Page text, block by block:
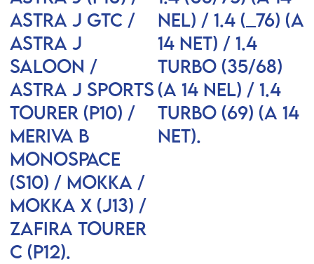
ASTRA J GTC /
ASTRA J
Saloon /
ASTRA J Sports
Tourer (P10) /
MERIVA B
Monospace
(S10) / MOKKA /
MOKKA X (J13) /
ZAFIRA TOURER
C (P12).
NEL) / 1.4 (_76) (A
14 NET) / 1.4
Turbo (35/68)
(A 14 NEL) / 1.4
Turbo (69) (A 14
NET).